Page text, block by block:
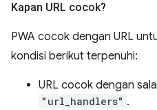
Kapan URL cocok?
PWA cocok dengan URL
kondisi berikut terpenuhi:
URL cocok dengan
"url_handlers" .